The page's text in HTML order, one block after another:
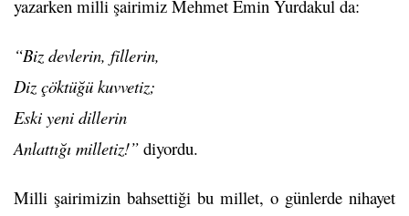
yazarken milli şairimiz Mehmet Emin Yurdakul da:
“Biz devlerin, fillerin,
Diz çöktüğü kuvvetiz;
Eski yeni dillerin
Anlattığı milletiz!” diyordu.
Milli şairimizin bahsettiği bu millet, o günlerde nihayet